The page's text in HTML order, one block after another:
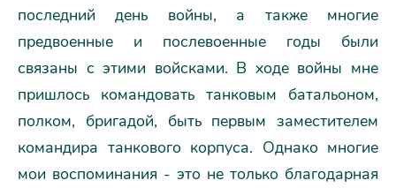
последний день войны, а также многие
предвоенные и послевоенные годы были
связаны с этими войсками. В ходе войны мне
пришлось командовать танковым батальоном,
полком, бригадой, быть первым заместителем
командира танкового корпуса. Однако многие
мои воспоминания - это не только благодарная